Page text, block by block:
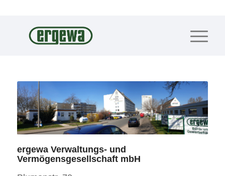
ergewa Verwaltungs- und
Vermögensgesellschaft mbH